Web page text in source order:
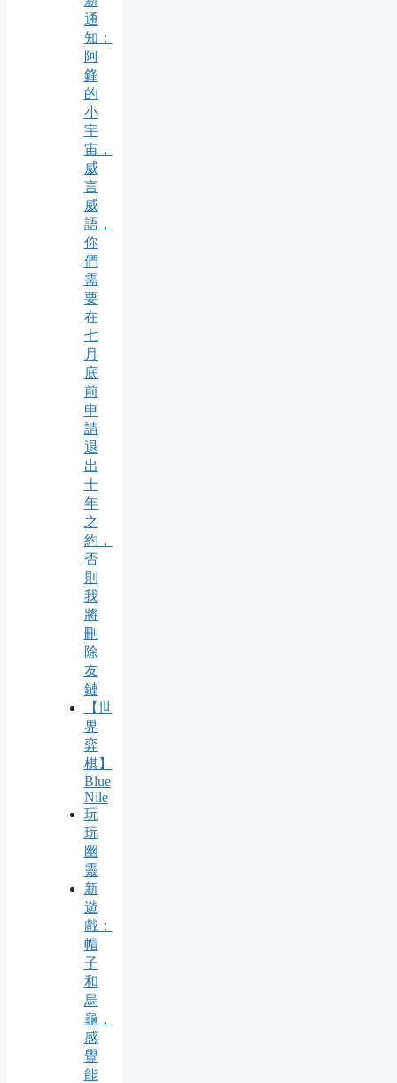
通
知：
阿
鋒
的
小
宇
宙，
威
言
威
語，
你
們
需
要
在
七
月
底
前
申
請
退
出
十
年
之
約，
否
則
我
將
刪
除
友
鏈
【世
界
弈
棋】
Blue
Nile
玩
玩
幽
靈
新
遊
戲：
帽
子
和
烏
龜，
感
覺
能